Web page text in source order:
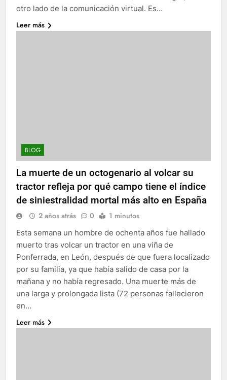
otro lado de la comunicación virtual. Es…
Leer más
BLOG
La muerte de un octogenario al volcar su
tractor refleja por qué campo tiene el índice
de siniestralidad mortal más alto en España
2 años atrás 0 1 minutos
Esta semana un hombre de ochenta años fue hallado
muerto tras volcar un tractor en una viña de
Ponferrada, en León, después de que fuera localizado
por su familia, ya que había salido de casa por la
mañana y no había regresado. Una muerte más de
una larga y prolongada lista (72 personas fallecieron
en…
Leer más